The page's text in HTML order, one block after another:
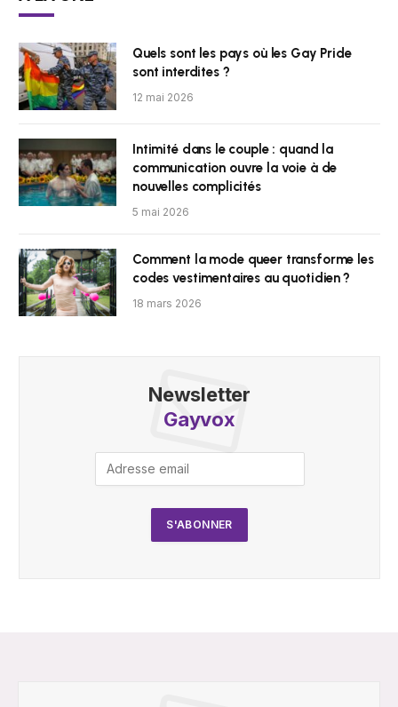
Quels sont les pays où les Gay Pride
sont interdites ?
12 mai 2026
Intimité dans le couple : quand la
communication ouvre la voie à de
nouvelles complicités
5 mai 2026
Comment la mode queer transforme les
codes vestimentaires au quotidien ?
18 mars 2026
Newsletter
Gayvox